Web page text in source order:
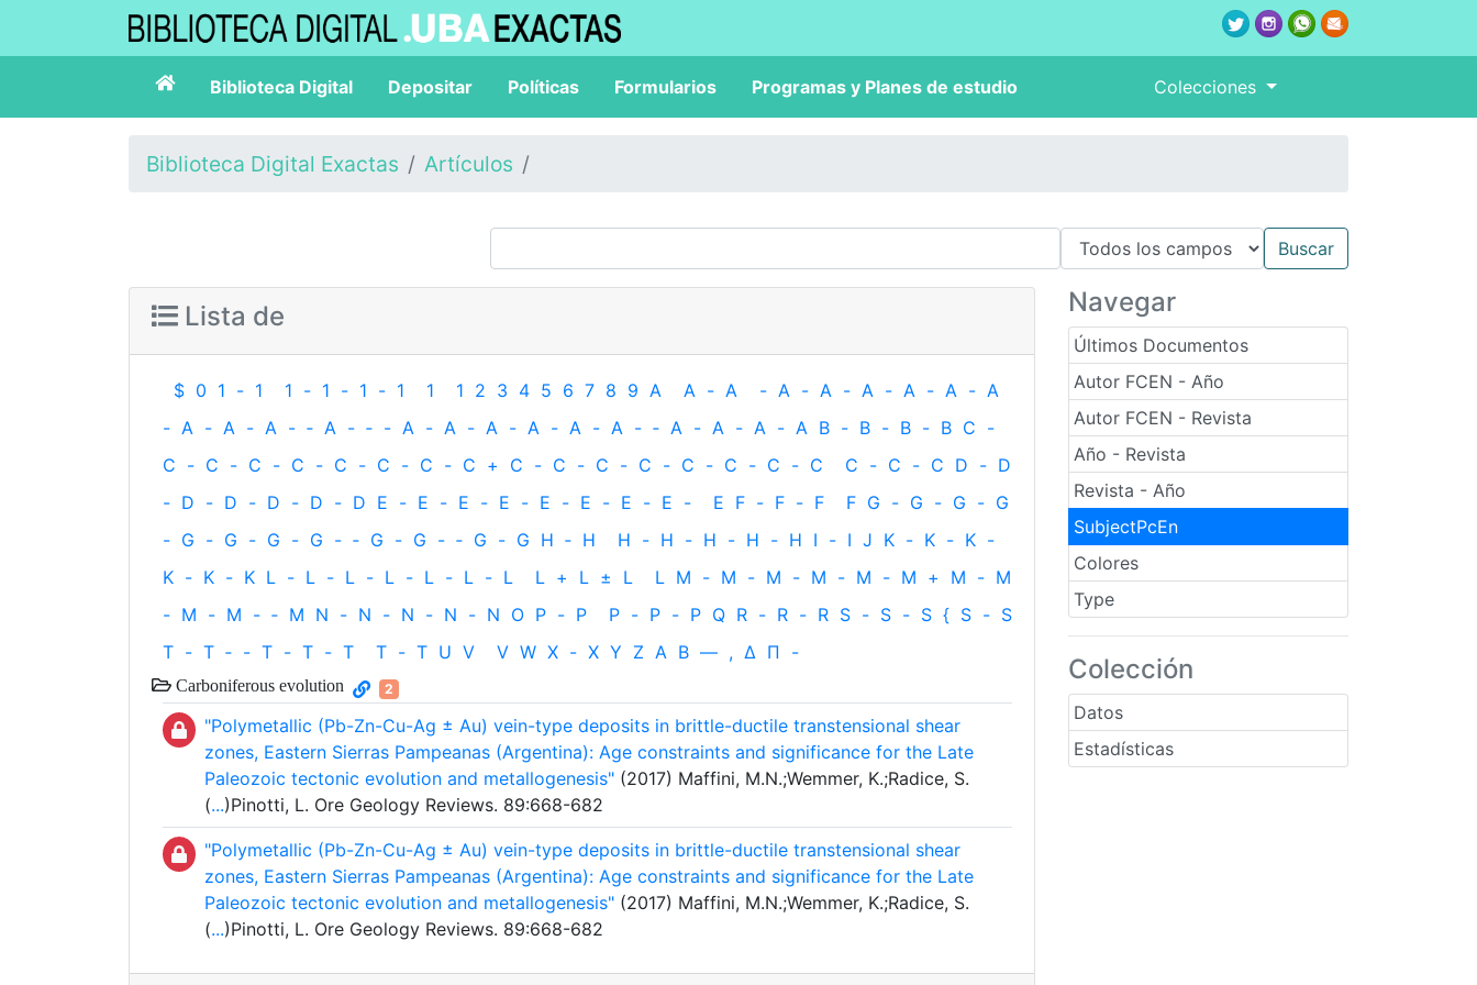
Biblioteca Digital Depositar Políticas Formularios Programas y Planes de estudio Colecciones
Biblioteca Digital Exactas Artículos
Navegar
Últimos Documentos
Autor FCEN - Año
Autor FCEN - Revista
Año - Revista
Revista - Año
SubjectPcEn
Colores
Type
Colección
Datos
Estadísticas
Lista de
$ 0 1 - 1 1 - 1 - 1 - 1 1 1 2 3 4 5 6 7 8 9 A A - A - A - A - A - A - A - A
- A - A - A - ‐ A - ‐ - A - A - A - A - A - A - ‐ A - A - A - A B - B - B - B C -
C - C - C - C - C - C - C - C + C - C - C - C - C - C - C - C C - C - C D - D
- D - D - D - D - D E - E - E - E - E - E - E - E - E F - F - F F G - G - G - G
- G - G - G - G - ‐ G - G - ‐ G - G H ‐ H H - H - H - H - H I - I J K - K - K -
K - K - K L - L - L - L - L - L - L L + L ± L L M - M - M - M - M - M + M - M
- M - M - ‐ M N - N - N - N - N O P - P P - P - P Q R - R - R S - S - S { S - S
T - T ‐ - T - T - T T - T U V V W X - X Y Z Α Β — , Δ Π -
Carboniferous evolution 2
"Polymetallic (Pb-Zn-Cu-Ag ± Au) vein-type deposits in brittle-ductile transtensional shear
zones, Eastern Sierras Pampeanas (Argentina): Age constraints and significance for the Late
Paleozoic tectonic evolution and metallogenesis" (2017) Maffini, M.N.;Wemmer, K.;Radice, S.
(...)Pinotti, L. Ore Geology Reviews. 89:668-682
"Polymetallic (Pb-Zn-Cu-Ag ± Au) vein-type deposits in brittle-ductile transtensional shear
zones, Eastern Sierras Pampeanas (Argentina): Age constraints and significance for the Late
Paleozoic tectonic evolution and metallogenesis" (2017) Maffini, M.N.;Wemmer, K.;Radice, S.
(...)Pinotti, L. Ore Geology Reviews. 89:668-682